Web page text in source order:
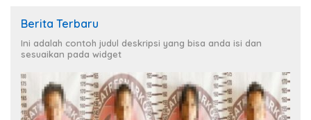
Berita Terbaru
Ini adalah contoh judul deskripsi yang bisa anda isi dan
sesuaikan pada widget